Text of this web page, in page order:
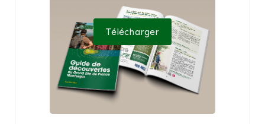
Télécharger